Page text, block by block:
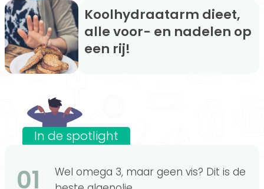
Koolhydraatarm dieet,
alle voor- en nadelen op
een rij!
In de spotlight
01
Wel omega 3, maar geen vis? Dit is de